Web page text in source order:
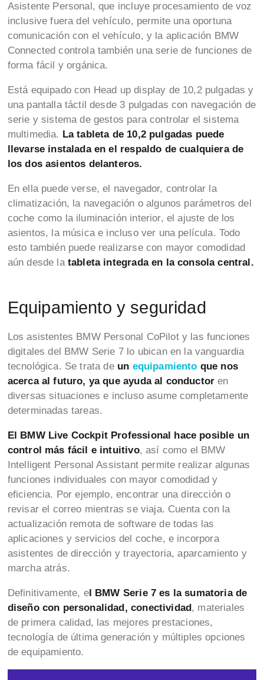
Asistente Personal, que incluye procesamiento de voz
inclusive fuera del vehículo, permite una oportuna
comunicación con el vehículo, y la aplicación BMW
Connected controla también una serie de funciones de
forma fácil y orgánica.
Está equipado con Head up display de 10,2 pulgadas y
una pantalla táctil desde 3 pulgadas con navegación de
serie y sistema de gestos para controlar el sistema
multimedia. La tableta de 10,2 pulgadas puede
llevarse instalada en el respaldo de cualquiera de
los dos asientos delanteros.
En ella puede verse, el navegador, controlar la
climatización, la navegación o algunos parámetros del
coche como la iluminación interior, el ajuste de los
asientos, la música e incluso ver una película. Todo
esto también puede realizarse con mayor comodidad
aún desde la tableta integrada en la consola central.
Equipamiento y seguridad
Los asistentes BMW Personal CoPilot y las funciones
digitales del BMW Serie 7 lo ubican en la vanguardia
tecnológica. Se trata de un equipamiento que nos
acerca al futuro, ya que ayuda al conductor en
diversas situaciones e incluso asume completamente
determinadas tareas.
El BMW Live Cockpit Professional hace posible un
control más fácil e intuitivo, así como el BMW
Intelligent Personal Assistant permite realizar algunas
funciones individuales con mayor comodidad y
eficiencia. Por ejemplo, encontrar una dirección o
revisar el correo mientras se viaja. Cuenta con la
actualización remota de software de todas las
aplicaciones y servicios del coche, e incorpora
asistentes de dirección y trayectoria, aparcamiento y
marcha atrás.
Definitivamente, el BMW Serie 7 es la sumatoria de
diseño con personalidad, conectividad, materiales
de primera calidad, las mejores prestaciones,
tecnología de última generación y múltiples opciones
de equipamiento.